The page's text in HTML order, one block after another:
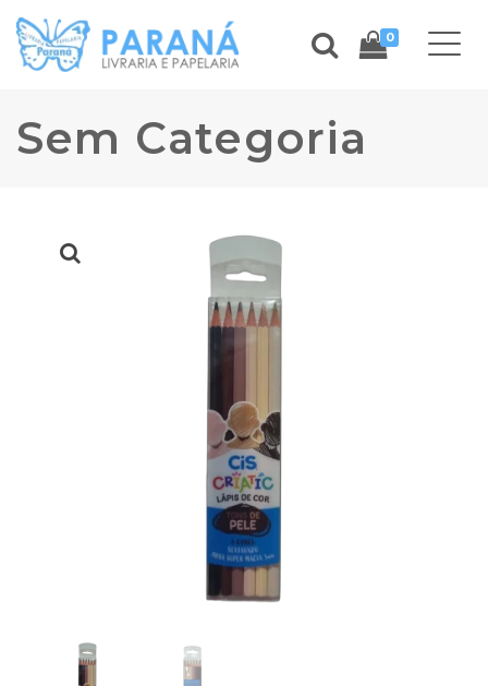
0
Sem Categoria